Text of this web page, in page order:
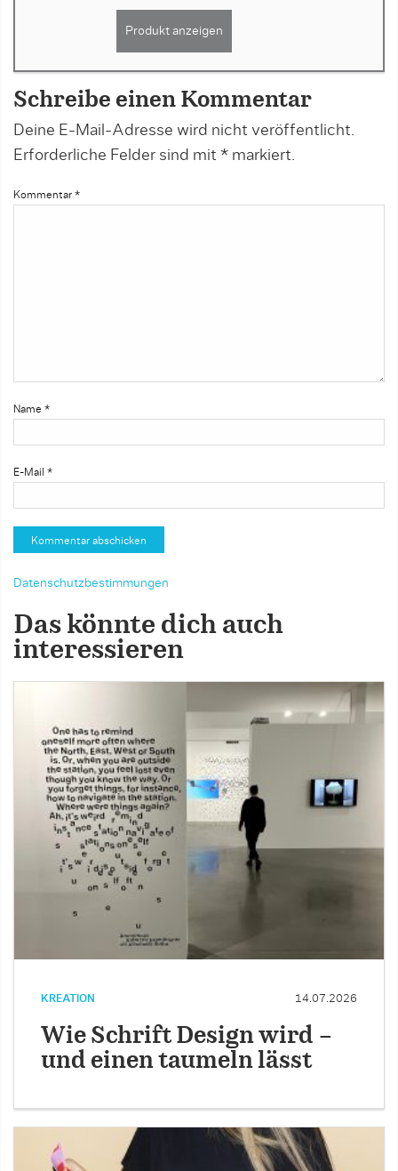
Produkt anzeigen
Schreibe einen Kommentar
Deine E-Mail-Adresse wird nicht veröffentlicht.
Erforderliche Felder sind mit * markiert.
Kommentar *
Name *
E-Mail *
Datenschutzbestimmungen
Das könnte dich auch
interessieren
KREATION 14.07.2026
Wie Schrift Design wird –
und einen taumeln lässt